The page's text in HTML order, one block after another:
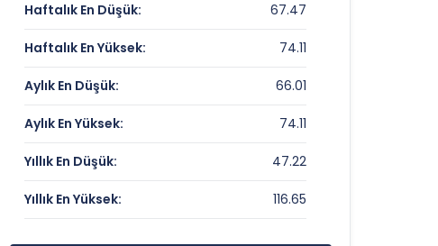
Veri Yok
74.11 TL
Haftalık En Düşük: 67.47
Haftalık En Yüksek: 74.11
Aylık En Düşük: 66.01
Aylık En Yüksek: 74.11
Yıllık En Düşük: 47.22
Yıllık En Yüksek: 116.65